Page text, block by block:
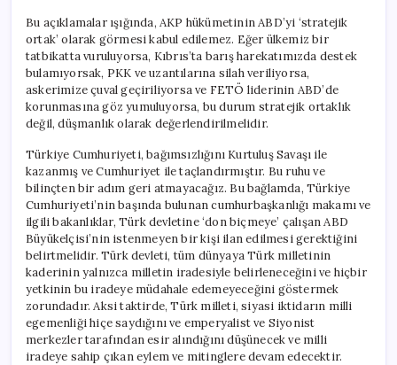
Bu açıklamalar ışığında, AKP hükümetinin ABD’yi ‘stratejik
ortak’ olarak görmesi kabul edilemez. Eğer ülkemiz bir
tatbikatta vuruluyorsa, Kıbrıs’ta barış harekatımızda destek
bulamıyorsak, PKK ve uzantılarına silah veriliyorsa,
askerimize çuval geçiriliyorsa ve FETÖ liderinin ABD’de
korunmasına göz yumuluyorsa, bu durum stratejik ortaklık
değil, düşmanlık olarak değerlendirilmelidir.
Türkiye Cumhuriyeti, bağımsızlığını Kurtuluş Savaşı ile
kazanmış ve Cumhuriyet ile taçlandırmıştır. Bu ruhu ve
bilinçten bir adım geri atmayacağız. Bu bağlamda, Türkiye
Cumhuriyeti’nin başında bulunan cumhurbaşkanlığı makamı ve
ilgili bakanlıklar, Türk devletine ‘don biçmeye’ çalışan ABD
Büyükelçisi’nin istenmeyen bir kişi ilan edilmesi gerektiğini
belirtmelidir. Türk devleti, tüm dünyaya Türk milletinin
kaderinin yalnızca milletin iradesiyle belirleneceğini ve hiçbir
yetkinin bu iradeye müdahale edemeyeceğini göstermek
zorundadır. Aksi taktirde, Türk milleti, siyasi iktidarın milli
egemenliği hiçe saydığını ve emperyalist ve Siyonist
merkezler tarafından esir alındığını düşünecek ve milli
iradeye sahip çıkan eylem ve mitinglere devam edecektir.